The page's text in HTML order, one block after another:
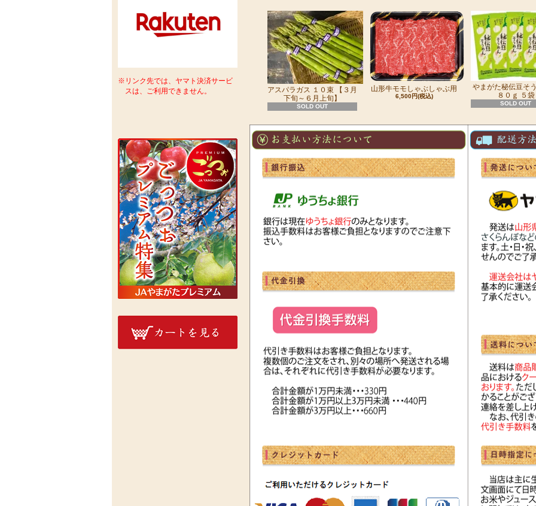
※リンク先では、ヤマト決済サービ
スは、ご利用できません。
アスパラガス １０束 【３月
下旬～６月上旬】
SOLD OUT
山形牛モモしゃぶしゃぶ用
6,500円(税込)
やまがた秘伝豆そ
８０ｇ ５袋
SOLD OUT